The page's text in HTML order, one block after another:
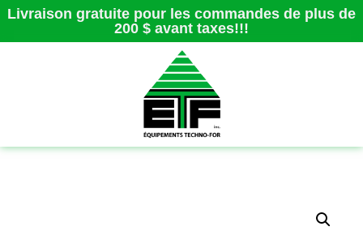
Livraison gratuite pour les commandes de plus de
200 $ avant taxes!!!